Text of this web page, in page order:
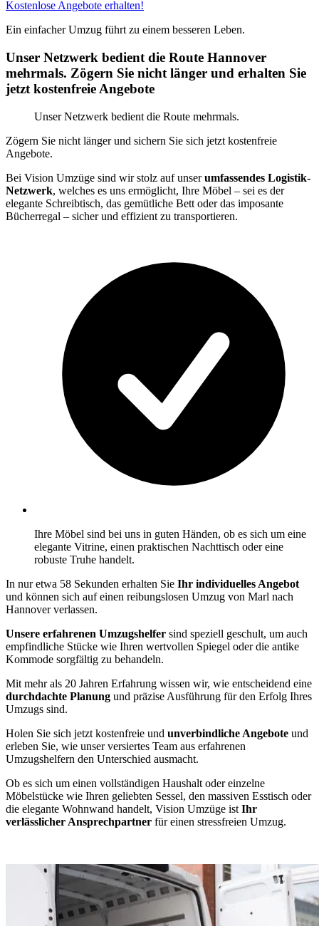
Kostenlose Angebote erhalten!
Ein einfacher Umzug führt zu einem besseren Leben.
Unser Netzwerk bedient die Route Hannover
mehrmals. Zögern Sie nicht länger und erhalten Sie
jetzt kostenfreie Angebote
Unser Netzwerk bedient die Route mehrmals.
Zögern Sie nicht länger und sichern Sie sich jetzt kostenfreie
Angebote.
Bei Vision Umzüge sind wir stolz auf unserumfassendes Logistik-
Netzwerk, welches es uns ermöglicht, Ihre Möbel – sei es der
elegante Schreibtisch, das gemütliche Bett oder das imposante
Bücherregal – sicher und effizient zu transportieren.
Ihre Möbel sind bei uns in guten Händen, ob es sich um eine
elegante Vitrine, einen praktischen Nachttisch oder eine
robuste Truhe handelt.
In nur etwa 58 Sekunden erhalten Sie Ihr individuelles Angebot
und können sich auf einen reibungslosen Umzug von Marl nach
Hannover verlassen.
Unsere erfahrenen Umzugshelfer sind speziell geschult, um auch
empfindliche Stücke wie Ihren wertvollen Spiegel oder die antike
Kommode sorgfältig zu behandeln.
Mit mehr als 20 Jahren Erfahrung wissen wir, wie entscheidend eine
durchdachte Planung und präzise Ausführung für den Erfolg Ihres
Umzugs sind.
Holen Sie sich jetzt kostenfreie und unverbindliche Angebote und
erleben Sie, wie unser versiertes Team aus erfahrenen
Umzugshelfern den Unterschied ausmacht.
Ob es sich um einen vollständigen Haushalt oder einzelne
Möbelstücke wie Ihren geliebten Sessel, den massiven Esstisch oder
die elegante Wohnwand handelt, Vision Umzüge ist Ihr
verlässlicher Ansprechpartner für einen stressfreien Umzug.